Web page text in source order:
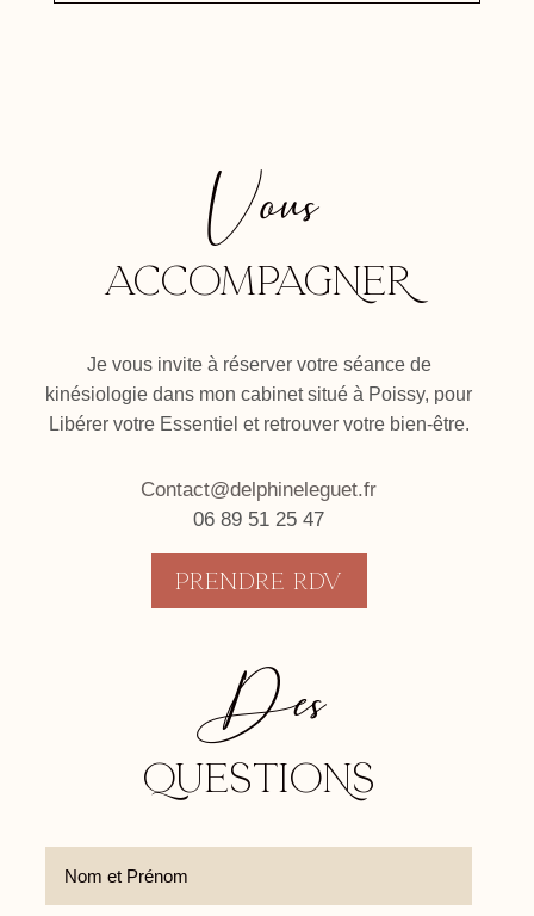
Vous
ACCOMPAGNER
Je vous invite à réserver votre séance de
kinésiologie dans mon cabinet situé à Poissy, pour
Libérer votre Essentiel et retrouver votre bien-être.
Contact@delphineleguet.fr
06 89 51 25 47
Prendre rdv
Des
QUESTIONS